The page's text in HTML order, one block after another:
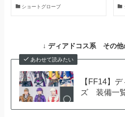
ショートグローブ
↓ ディアドコス系 その他
あわせて読みたい
【FF14】
ズ 装備一